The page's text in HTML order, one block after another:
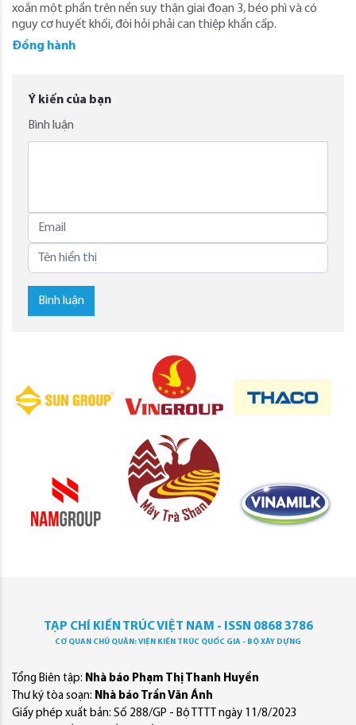
xoắn một phần trên nền suy thận giai đoạn 3, béo phì và có
nguy cơ huyết khối, đòi hỏi phải can thiệp khẩn cấp.
Đồng hành
Ý kiến của bạn
Bình luận
Bình luận
TẠP CHÍ KIẾN TRÚC VIỆT NAM - ISSN 0868 3786
CƠ QUAN CHỦ QUẢN: VIỆN KIẾN TRÚC QUỐC GIA - BỘ XÂY DỰNG
Tổng Biên tập: Nhà báo Phạm Thị Thanh Huyền
Thư ký tòa soạn: Nhà báo Trần Văn Ánh
Giấy phép xuất bản: Số 288/GP - Bộ TTTT ngày 11/8/2023